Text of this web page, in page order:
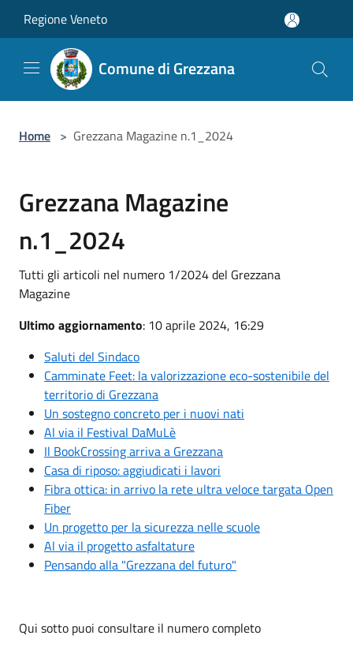
Regione Veneto
Comune di Grezzana
Home > Grezzana Magazine n.1_2024
Grezzana Magazine
n.1_2024
Tutti gli articoli nel numero 1/2024 del Grezzana
Magazine
Ultimo aggiornamento: 10 aprile 2024, 16:29
Saluti del Sindaco
Camminate Feet: la valorizzazione eco-sostenibile del
territorio di Grezzana
Un sostegno concreto per i nuovi nati
Al via il Festival DaMuLè
Il BookCrossing arriva a Grezzana
Casa di riposo: aggiudicati i lavori
Fibra ottica: in arrivo la rete ultra veloce targata Open
Fiber
Un progetto per la sicurezza nelle scuole
Al via il progetto asfaltature
Pensando alla "Grezzana del futuro"
Qui sotto puoi consultare il numero completo